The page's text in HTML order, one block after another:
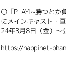
〇「PLAY!~勝つとか
にメインキャスト・
24年3月8日（金）～
https://happinet-